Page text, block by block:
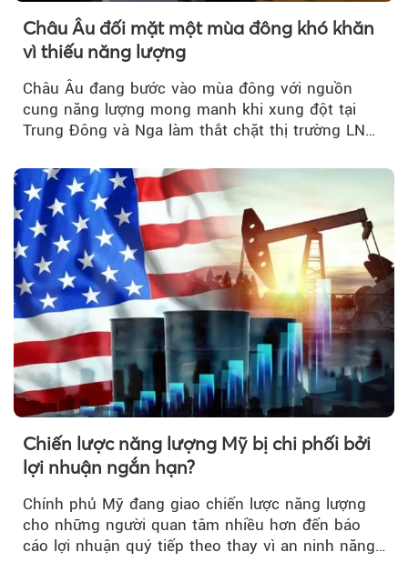
Châu Âu đối mặt một mùa đông khó khăn
vì thiếu năng lượng
Châu Âu đang bước vào mùa đông với nguồn
cung năng lượng mong manh khi xung đột tại
Trung Đông và Nga làm thắt chặt thị trường LNG
lo ngại.
Chiến lược năng lượng Mỹ bị chi phối bởi
lợi nhuận ngắn hạn?
Chính phủ Mỹ đang giao chiến lược năng lượng
cho những người quan tâm nhiều hơn đến báo
cáo lợi nhuận quý tiếp theo thay vì an ninh năng